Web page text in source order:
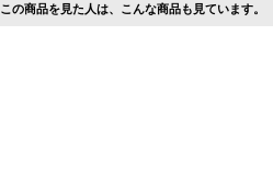
この商品を見た人は、こんな商品も見ています。